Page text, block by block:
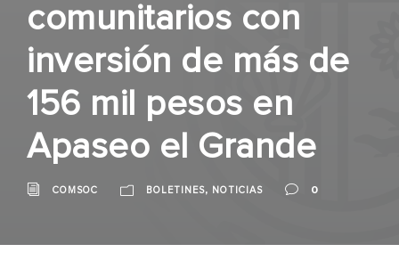
comunitarios con
inversión de más de
156 mil pesos en
Apaseo el Grande
COMSOC BOLETINES, NOTICIAS 0